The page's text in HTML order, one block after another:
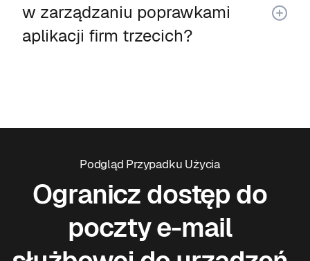
w zarządzaniu poprawkami
aplikacji firm trzecich?
Podgląd Przypadku Użycia
Ogranicz dostęp do
poczty e-mail